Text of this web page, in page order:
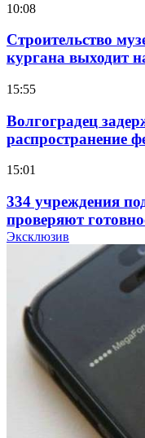
10:08
Строительство
кургана выходит
15:55
Волгоградец
распространение
15:01
334 учреждения
проверяют
учебному году
Покушение на
напала на
12:39
Сладкий
парке прошёл
Эксклюзив